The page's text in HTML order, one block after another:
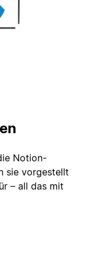
Notion-
sie vorgestellt
– all das mit